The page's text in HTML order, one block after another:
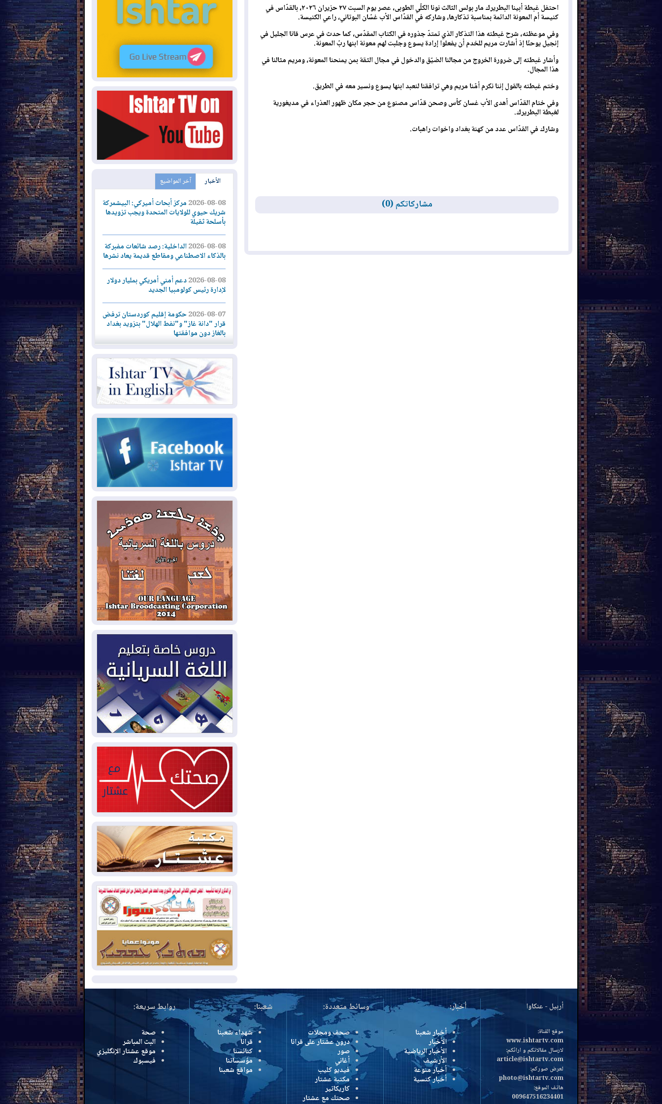
احتفل غبطة أبينا البطريرك مار بولس الثالث نونا الكلّي الطوبى، عصر يوم السبت ٢٧ حزيران ٢٠٢٦، بالقدّاس في
كنيسة أم المعونة الدائمة بمناسبة تذكارها، وشاركه في القدّاس الأب غسّان البوتاني، راعي الكنيسة.
وفي موعظته، شرح غبطته هذا التذكار الذي تمتدّ جذوره في الكتاب المقدّس، كما حدث في عرس قانا الجليل في
إنجيل يوحنّا إذ أشارت مريم للخدم أن يفعلوا إرادة يسوع وجلبت لهم معونة ابنها ربّ المعونة.
وأشار غبطته إلى ضرورة الخروج من مجالنا الضيّق والدخول في مجال الثقة بمن يمنحنا المعونة، ومريم مثالنا في
هذا المجال.
وختم غبطته بالقول إننا نكرم أمّنا مريم وهي ترافقنا لنعبد ابنها يسوع ونسير معه في الطريق.
وفي ختام القدّاس أهدى الأب غسان كأس وصحن قدّاس مصنوع من حجر مكان ظهور العذراء في مديغورية
لغبطة البطريرك.
وشارك في القدّاس عدد من كهنة بغداد واخوات راهبات.
مشاركاتكم (0)
الأخبار آخر المواضيع
2026-08-08مركز أبحاث أميركي: البيشمركة
شريك حيوي للولايات المتحدة ويجب تزويدها
بأسلحة ثقيلة
2026-08-08الداخلية: رصد شائعات مفبركة
بالذكاء الاصطناعي ومقاطع قديمة يعاد نشرها
2026-08-08دعم أمني أمريكي بمليار دولار
لإدارة رئيس كولومبيا الجديد
2026-08-07حكومة إقليم كوردستان ترفض
قرار "دانة غاز" و"نفط الهلال" بتزويد بغداد
بالغاز دون موافقتها
2026-08-07القوات المسلحة العراقية: خطة
أمنية لإجهاض هجمة محتملة على السعودية
2026-08-07الاستخبارات الأميركية: بوتين
قد يختبر تماسك الناتو بهجوم محدود
نيجيرفان بارزاني حول اجتماع
"إدارة الدولة": أكدنا دعم تنفيذ البرنامج
الحكومي وأهمية حصر السلاح
2026-08-06ائتلاف ادارة الدولة: من
يقومون بسلوك يهدد امن البلاد خارجون عن
القانون يجب محاربتهم
2026-08-06بعد هجومين قرب باب المندب..
تحذيرات من تصعيد يهدد الملاحة في البحر
الأحمر
2026-08-06 مئات القاصرين بلا مأوى.. أزمة
سبتة تتصاعد وتضغط على مدريد
2026-08-05
لمدة عام.. بدء توريد 100
مليون قدم مكعب يومياً من غاز كورمور في
إقليم كوردستان إلى وزارة الكهرباء العراقية
2026-08-05
15كارثة بيئية ومناخية ترسم
ملامح أخطر التحديات التي تواجه العراق
اليوم
2026-08-05
حرائق فرنسا.. توقيف 402
شخص بينهم 156 قاصرا منذ بداية موسم
الحرائق
2026-08-04سومو: إنتاج النفط في إقليم
كوردستان انخفض إلى أقل من 10%
2026-08-04ملفات حقبة الكاظمي تعود إلى
الواجهة.. أنباء عن مراجعات قضائية
وتحقيقات أوسع في قضايا فساد
2026-08-04
بيترو يشكو تزوير الانتخابات
الرئاسية ويحذر من "حرب أهلية" في
كولومبيا
2026-08-03رئيس إقليم كوردستان في
دمشق في زيارة رسمية
2026-08-03العراق يؤكد مجدداً التزامه
بمنع الهجمات على الدول المجاورة
2026-08-03العجز والاقتراض يطوقان
المالية العراقية.. اقتراض يتجاوز 3 تريليونات
دينار!
2026-08-03كوبا تغرق في الظلام مجددا
وانهيار الشبكة الكهربائية
المزيد
أربيل - عنكاوا
موقع القناة:
www.ishtartv.com
لارسال مقالاتكم و ارائكم:
article@ishtartv.com
لعرض صوركم:
photo@ishtartv.com
هاتف الموقع:
009647516234401
أخبار:
أخبار شعبنا
الأخبار
الأخبار الرياضية
الأرشيف
أخبار منوعة
أخبار كنسية
وسائط متعددة:
صحف ومجلات
درون عشتار على قرانا
صور
أغاني
فيديو كليب
مكتبة عشتار
كاريكاتير
صحتك مع عشتار
شعبنا:
شهداء شعبنا
قرانا
كنائسنا
مؤسساتنا
مواقع شعبنا
روابط سريعة:
صحة
البث المباشر
موقع عشتار الإنگليزي
فيسبوك